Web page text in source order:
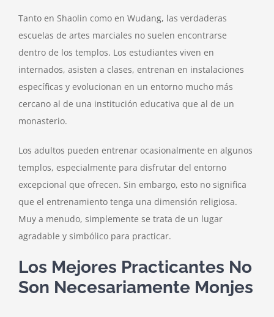
Tanto en Shaolin como en Wudang, las verdaderas
escuelas de artes marciales no suelen encontrarse
dentro de los templos. Los estudiantes viven en
internados, asisten a clases, entrenan en instalaciones
específicas y evolucionan en un entorno mucho más
cercano al de una institución educativa que al de un
monasterio.
Los adultos pueden entrenar ocasionalmente en algunos
templos, especialmente para disfrutar del entorno
excepcional que ofrecen. Sin embargo, esto no significa
que el entrenamiento tenga una dimensión religiosa.
Muy a menudo, simplemente se trata de un lugar
agradable y simbólico para practicar.
Los Mejores Practicantes No
Son Necesariamente Monjes